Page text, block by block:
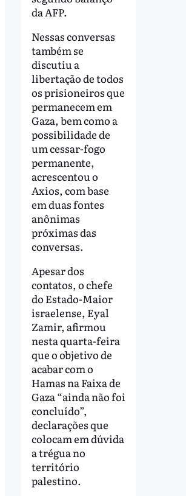
da AFP.
Nessas conversas
também se
discutiu a
libertação de todos
os prisioneiros que
permanecem em
Gaza, bem como a
possibilidade de
um cessar-fogo
permanente,
acrescentou o
Axios, com base
em duas fontes
anônimas
próximas das
conversas.
Apesar dos
contatos, o chefe
do Estado-Maior
israelense, Eyal
Zamir, afirmou
nesta quarta-feira
que o objetivo de
acabar com o
Hamas na Faixa de
Gaza “ainda não foi
concluído”,
declarações que
colocam em dúvida
a trégua no
território
palestino.